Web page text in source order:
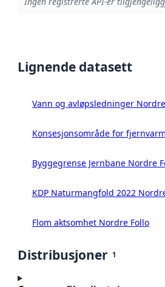
Lignende datasett
Vann og avløpsledninger
Konsesjonsområde for
Byggegrense Jernbane Nordre
KDP Naturmangfold 2022
Flom aktsomhet Nordre Follo
Distribusjoner 1